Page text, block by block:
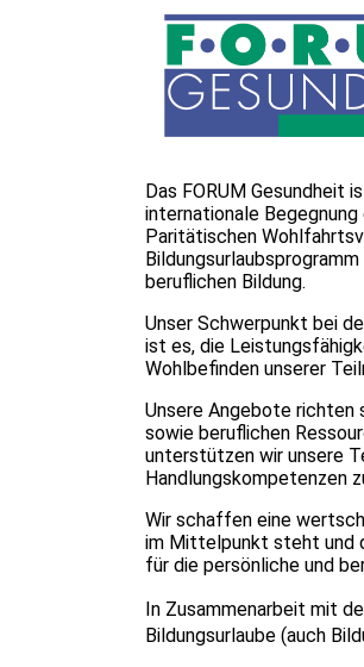
Das FORUM Gesundheit
internationale Begegnung
Paritätischen
beruflichen Bildung.
Unser Schwerpunkt bei
ist es, die
Wohlbefinden unserer
Unsere Angebote richten
sowie beruflichen
unterstützen wir unsere
Handlungskompetenzen
Wir schaffen eine
im Mittelpunkt steht und
für die persönliche und
In Zusammenarbeit mit
Bildungsurlaube (auch